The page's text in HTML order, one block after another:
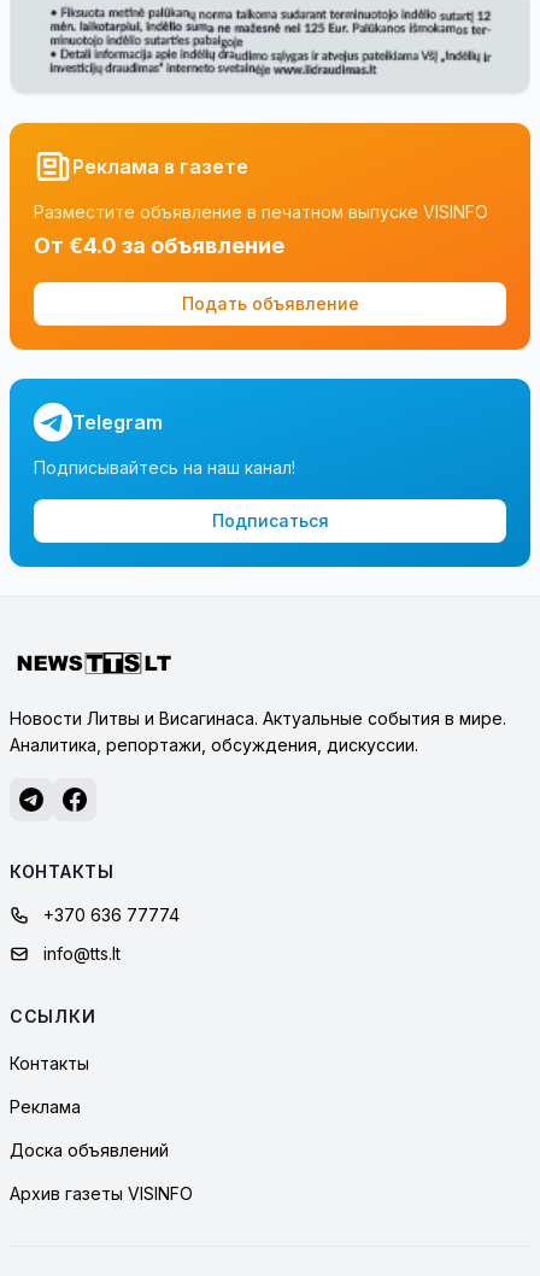
Реклама в газете
Разместите объявление в печатном выпуске VISINFO
От €4.0 за объявление
Подать объявление
Telegram
Подписывайтесь на наш канал!
Подписаться
Новости Литвы и Висагинаса. Актуальные события в мире.
Аналитика, репортажи, обсуждения, дискуссии.
КОНТАКТЫ
+370 636 77774
info@tts.lt
ССЫЛКИ
Контакты
Реклама
Доска объявлений
Архив газеты VISINFO